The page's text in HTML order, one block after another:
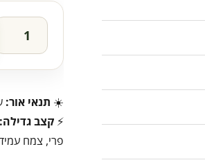
☀️ תנאי אור:
⚡ קצב גדילה:
פרי, צמח